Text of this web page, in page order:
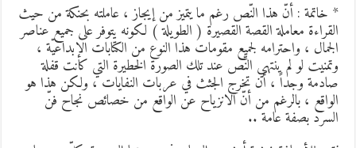
خاتمة : أنّ هذا النّص رغم ما يتميز من إيجاز ، عاملته بحنكة من حيث
معاملة القصة القصيرة ( الطويلة ) لكونه يتوفر على جميع عناصر
، واحترامه لجميع مقومات هذا النوع من الكتابات الإبداعيّة ،
لو لم ينتهي النّص عند تلك الصورة الخطيرة التي كانت قفلة
وجداً ، أن تخرج الجثث في عربات النفايات ، ولكن هذا هو
، بالرغم من أنّ الانزياح عن الواقع من خصائص نجاح فنّ
بصفة عامة ..